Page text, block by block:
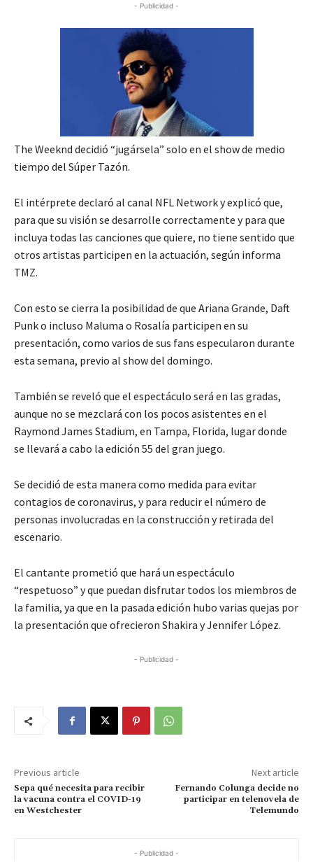
- Publicidad -
The Weeknd decidió “jugársela” solo en el show de medio
tiempo del Súper Tazón.
El intérprete declaró al canal NFL Network y explicó que,
para que su visión se desarrolle correctamente y para que
incluya todas las canciones que quiere, no tiene sentido que
otros artistas participen en la actuación, según informa
TMZ.
Con esto se cierra la posibilidad de que Ariana Grande, Daft
Punk o incluso Maluma o Rosalía participen en su
presentación, como varios de sus fans especularon durante
esta semana, previo al show del domingo.
También se reveló que el espectáculo será en las gradas,
aunque no se mezclará con los pocos asistentes en el
Raymond James Stadium, en Tampa, Florida, lugar donde
se llevará a cabo la edición 55 del gran juego.
Se decidió de esta manera como medida para evitar
contagios de coronavirus, y para reducir el número de
personas involucradas en la construcción y retirada del
escenario.
El cantante prometió que hará un espectáculo
“respetuoso” y que puedan disfrutar todos los miembros de
la familia, ya que en la pasada edición hubo varias quejas por
la presentación que ofrecieron Shakira y Jennifer López.
- Publicidad -
Previous article
Sepa qué necesita para recibir
la vacuna contra el COVID-19
en Westchester
Next article
Fernando Colunga decide no
participar en telenovela de
Telemundo
- Publicidad -